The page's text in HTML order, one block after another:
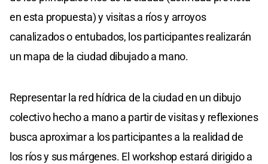
en esta propuesta) y visitas a ríos y arroyos
canalizados o entubados, los participantes realizarán
un mapa de la ciudad dibujado a mano.
Representar la red hídrica de la ciudad en un dibujo
colectivo hecho a mano a partir de visitas y reflexiones
busca aproximar a los participantes a la realidad de
los ríos y sus márgenes. El workshop estará dirigido a